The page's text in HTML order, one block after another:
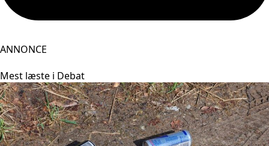
ANNONCE
Mest læste i Debat